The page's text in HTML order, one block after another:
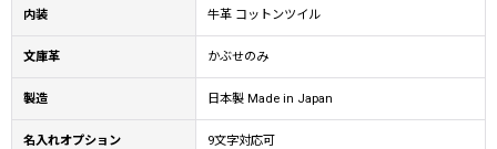
内装 牛革 コットンツイル
文庫革 かぶせのみ
製造 日本製 Made in Japan
名入れオプション 9文字対応可